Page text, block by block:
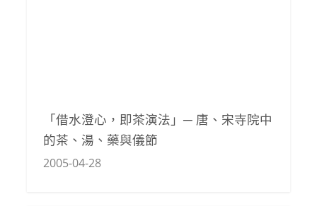
「借水澄心，即茶演法」─ 唐、宋寺院中
的茶、湯、藥與儀節
2005-04-28